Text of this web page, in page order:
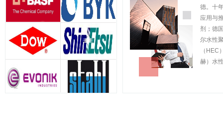
德。十
应用与
剂；德
尔水性
（
赫）水